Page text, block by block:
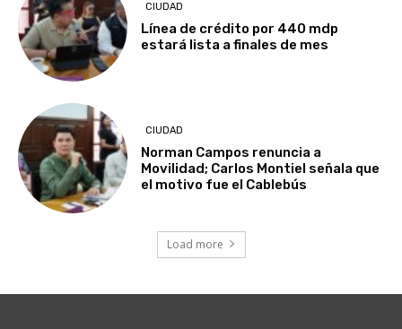
CIUDAD
Línea de crédito por 440 mdp
estará lista a finales de mes
CIUDAD
Norman Campos renuncia a
Movilidad; Carlos Montiel señala que
el motivo fue el Cablebús
Load more